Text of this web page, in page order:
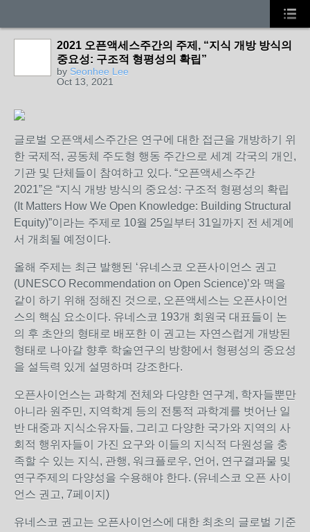
2021 오픈액세스주간의 주제, “지식 개방 방식의
중요성: 구조적 형평성의 확립”
by Seonhee Lee
Oct 13, 2021
글로벌 오픈액세스주간은 연구에 대한 접근을 개방하기 위
한 국제적, 공동체 주도형 행동 주간으로 세계 각국의 개인,
기관 및 단체들이 참여하고 있다. “오픈액세스주간
2021”은 “지식 개방 방식의 중요성: 구조적 형평성의 확립
(It Matters How We Open Knowledge: Building Structural
Equity)”이라는 주제로 10월 25일부터 31일까지 전 세계에
서 개최될 예정이다.
올해 주제는 최근 발행된 ‘유네스코 오픈사이언스 권고
(UNESCO Recommendation on Open Science)’와 맥을
같이 하기 위해 정해진 것으로, 오픈액세스는 오픈사이언
스의 핵심 요소이다. 유네스코 193개 회원국 대표들이 논
의 후 초안의 형태로 배포한 이 권고는 자연스럽게 개방된
형태로 나아갈 향후 학술연구의 방향에서 형평성의 중요성
을 설득력 있게 설명하며 강조한다.
오픈사이언스는 과학계 전체와 다양한 연구계 , 학자들뿐만
아니라 원주민, 지역학계 등의 전통적 과학계를 벗어난 일
반 대중과 지식소유자들, 그리고 다양한 국가와 지역의 사
회적 행위자들이 가진 요구와 이들의 지식적 다원성을 충
족할 수 있는 지식, 관행, 워크플로우, 언어 , 연구결과물 및
연구주제의 다양성을 수용해야 한다. (유네스코 오픈 사이
언스 권고, 7페이지 )
유네스코 권고는 오픈사이언스에 대한 최초의 글로벌 기준